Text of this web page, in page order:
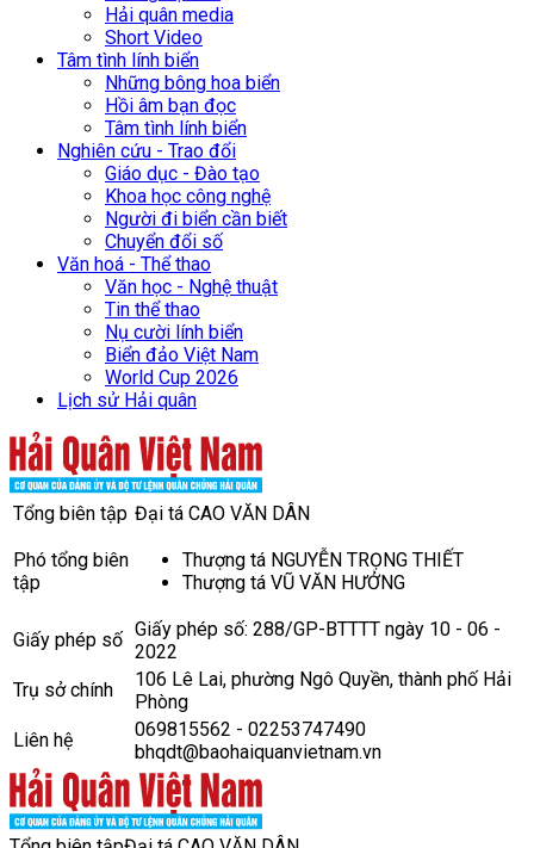
Hải quân media
Short Video
Tâm tình lính biển
Những bông hoa biển
Hồi âm bạn đọc
Tâm tình lính biển
Nghiên cứu - Trao đổi
Giáo dục - Đào tạo
Khoa học công nghệ
Người đi biển cần biết
Chuyển đổi số
Văn hoá - Thể thao
Văn học - Nghệ thuật
Tin thể thao
Nụ cười lính biển
Biển đảo Việt Nam
World Cup 2026
Lịch sử Hải quân
Tổng biên tập Đại tá CAO VĂN DÂN
Phó tổng biên
tập
Thượng tá NGUYỄN TRỌNG THIẾT
Thượng tá VŨ VĂN HƯỞNG
Giấy phép số Giấy phép số: 288/GP-BTTTT ngày 10 - 06 -
2022
Trụ sở chính
106 Lê Lai, phường Ngô Quyền, thành phố Hải
Phòng
Liên hệ
069815562 - 02253747490
bhqdt@baohaiquanvietnam.vn